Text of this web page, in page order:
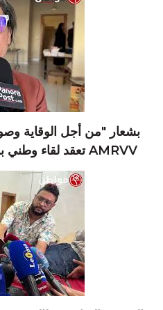
بشعار "من أجل الوقاية
AMRVV تعقد لقاء وطني بدار المحامين في البيضاء